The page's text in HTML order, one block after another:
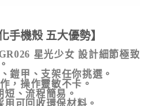
手機殼五大優勢】
星光少女 設計細節極致
鎧甲、支架任你挑選。
，操作靈敏不卡。
短、流程簡易。
用可回收環保材料。